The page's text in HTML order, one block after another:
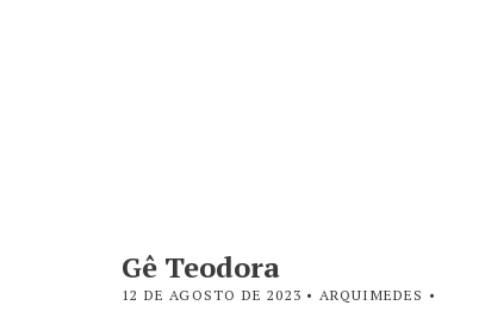
Gê Teodora
12 DE AGOSTO DE 2023 • ARQUIMEDES •